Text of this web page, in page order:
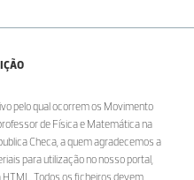
pelo qual ocorrem os Movimento
de Física e Matemática na
Checa, a quem agradecemos a
para utilização no nosso portal,
Todos os ficheiros devem